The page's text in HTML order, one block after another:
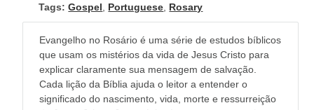
Tags: Gospel Portuguese Rosary
Evangelho no Rosário é uma série de estudos bíblicos
que usam os mistérios da vida de Jesus Cristo para
explicar claramente sua mensagem de salvação.
Cada lição da Bíblia ajuda o leitor a entender o
significado do nascimento, vida, morte e ressurreição